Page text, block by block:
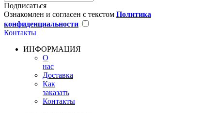
Подписаться
Ознакомлен и согласен с текстом Политика
конфиденциальности
Контакты
ИНФОРМАЦИЯ
О
нас
Доставка
Как
заказать
Контакты